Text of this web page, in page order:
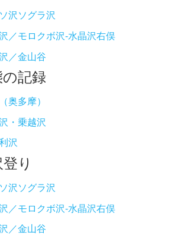
沢ソグラ沢
／モロクボ沢-水晶沢右俣
／金山谷
の記録
奥多摩）
・乗越沢
沢
り
沢ソグラ沢
／モロクボ沢-水晶沢右俣
／金山谷